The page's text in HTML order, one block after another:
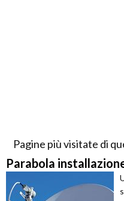
Pagine più visitate di
Parabola